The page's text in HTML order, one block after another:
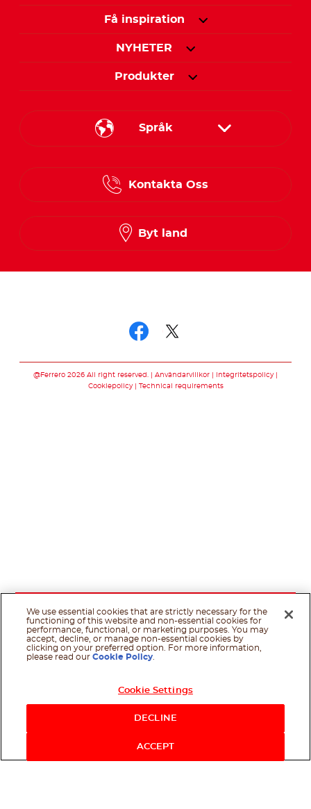
Få inspiration
NYHETER
Produkter
Språk
Norwegian
Kontakta Oss
Byt land
@Ferrero 2026 All right reserved. Användarvillkor
Integritetspolicy
Cookiepolicy
Technical requirements
We use essential cookies that are strictly necessary for the
functioning of this website and non-essential cookies for
performance, functional, or marketing purposes. You may
accept, decline, or manage non-essential cookies by
clicking on your preferred option. For more information,
please read ourCookie Policy
Cookie Settings
DECLINE
ACCEPT